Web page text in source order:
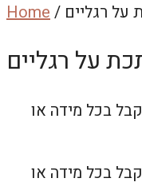
Home/ על רגליים
על רגליים
בכמה סגנונות. מידות: אורך 110, רוחב 20, גובה 20 ס”מ. ניתן לקבל בכל מידה או
בכמה סגנונות. מידות: אורך 110, רוחב 20, גובה 20 ס”מ. ניתן לקבל בכל מידה או